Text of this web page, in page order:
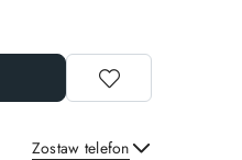
Zostaw telefon